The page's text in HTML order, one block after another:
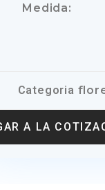
Medida:
Categoria
A LA